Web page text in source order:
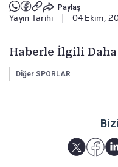
Paylaş
Yayın Tarihi 04 Ekim,
Haberle İlgili Daha
Diğer SPORLAR